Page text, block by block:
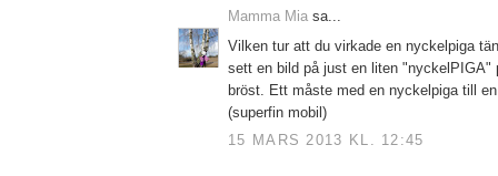
Mamma Mia sa...
Vilken tur att du virkade en nyckelpiga
sett en bild på just en liten "nyckelPIGA"
bröst. Ett måste med en nyckelpiga till
(superfin mobil)
15 MARS 2013 KL. 12:45